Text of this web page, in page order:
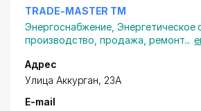
TRADE-MASTER TM
Энергоснабжение ,Энергетическое
производство, продажа, ремонт...
Адрес
Улица Аккурган, 23А
E-mail